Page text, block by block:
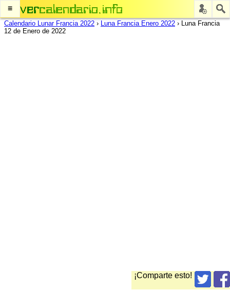
≡
Calendario Lunar Francia 2022 › Luna Francia Enero 2022 › Luna Francia
12 de Enero de 2022
¡Comparte esto!